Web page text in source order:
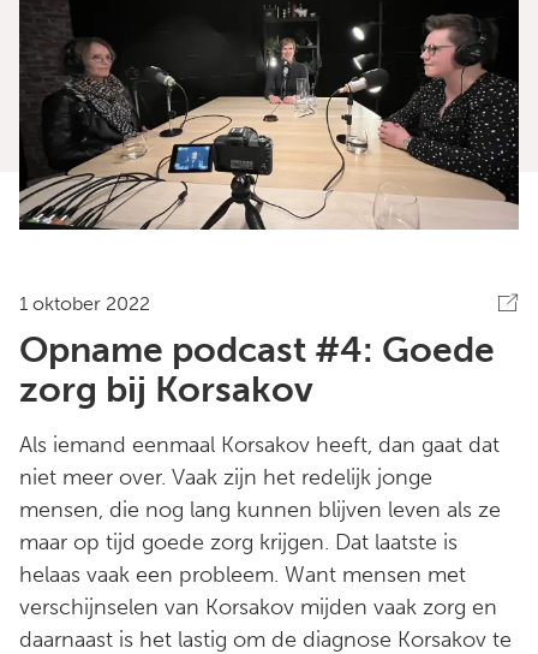
1 oktober 2022
Opname podcast #4: Goede
zorg bij Korsakov
Als iemand eenmaal Korsakov heeft, dan gaat dat
niet meer over. Vaak zijn het redelijk jonge
mensen, die nog lang kunnen blijven leven als ze
maar op tijd goede zorg krijgen. Dat laatste is
helaas vaak een probleem. Want mensen met
verschijnselen van Korsakov mijden vaak zorg en
daarnaast is het lastig om de diagnose Korsakov te